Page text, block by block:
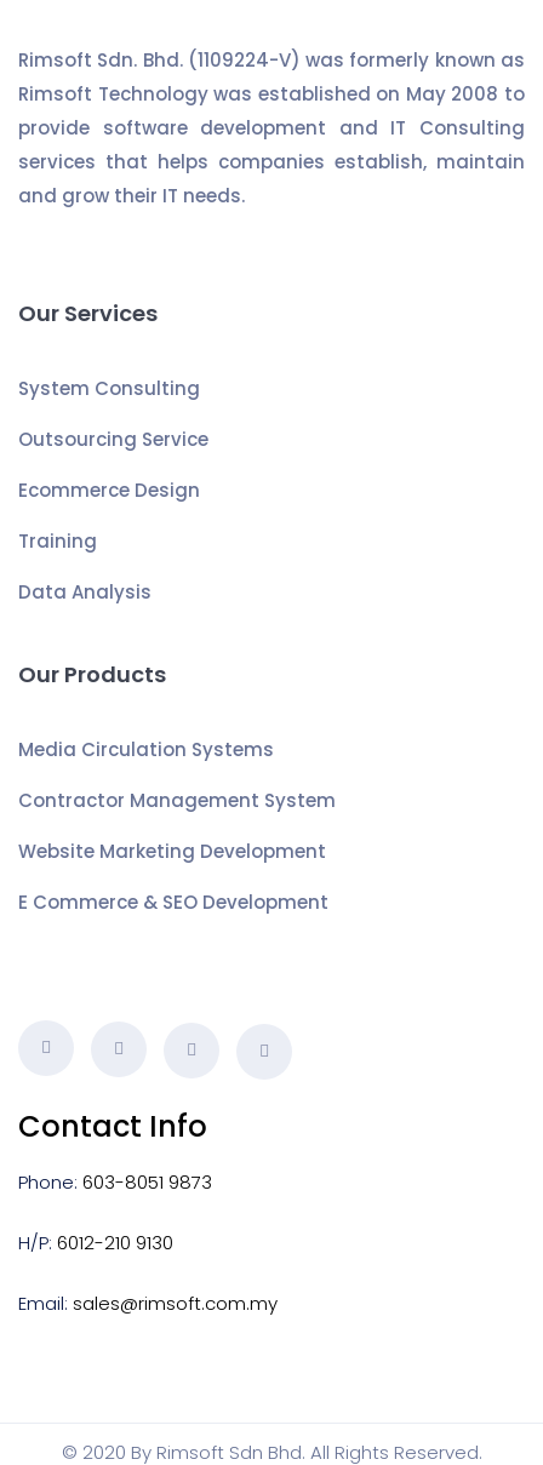
Rimsoft Sdn. Bhd. (1109224-V) was formerly known as
Rimsoft Technology was established on May 2008 to
provide software development and IT Consulting
services that helps companies establish, maintain
and grow their IT needs.
Our Services
System Consulting
Outsourcing Service
Ecommerce Design
Training
Data Analysis
Our Products
Media Circulation Systems
Contractor Management System
Website Marketing Development
E Commerce & SEO Development
Contact Info
Phone: 603-8051 9873
H/P: 6012-210 9130
Email: sales@rimsoft.com.my
© 2020 By Rimsoft Sdn Bhd. All Rights Reserved.